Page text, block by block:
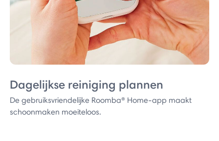
Dagelijkse reiniging plannen
De gebruiksvriendelijke Roomba® Home-app maakt
schoonmaken moeiteloos.